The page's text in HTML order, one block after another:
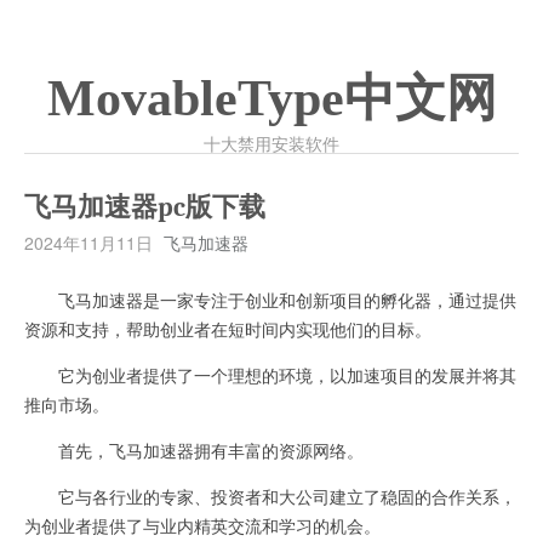
MovableType中文网
十大禁用安装软件
飞马加速器pc版下载
2024年11月11日 飞马加速器
飞马加速器是一家专注于创业和创新项目的孵化器，通过提供
资源和支持，帮助创业者在短时间内实现他们的目标。
它为创业者提供了一个理想的环境，以加速项目的发展并将其
推向市场。
首先，飞马加速器拥有丰富的资源网络。
它与各行业的专家、投资者和大公司建立了稳固的合作关系，
为创业者提供了与业内精英交流和学习的机会。